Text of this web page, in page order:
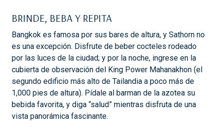
BRINDE, BEBA Y REPITA
Bangkok es famosa por sus bares de altura, y Sathorn no
es una excepción. Disfrute de beber cocteles rodeado
por las luces de la ciudad; y por la noche, ingrese en la
cubierta de observación del King Power Mahanakhon (el
segundo edificio más alto de Tailandia a poco más de
1,000 pies de altura). Pídale al barman de la azotea su
bebida favorita, y diga “salud” mientras disfruta de una
vista panorámica fascinante.